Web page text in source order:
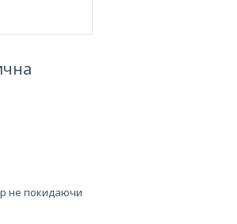
не покидаючи